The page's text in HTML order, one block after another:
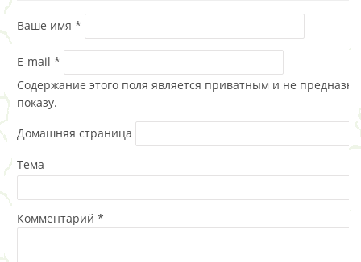
Ваше имя *
E-mail *
Содержание этого поля является приватным и не
показу.
Домашняя страница
Тема
Комментарий *